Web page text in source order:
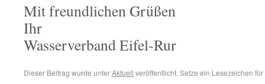
Mit freundlichen Grüßen
Ihr
Wasserverband Eifel-Rur
Dieser Beitrag wurde unterAktuell veröffentlicht. Setze ein Lesezeichen